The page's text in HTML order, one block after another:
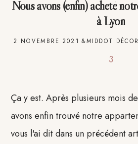
Nous avons (enfin) acheté
à Lyon
2 NOVEMBRE 2021 &MIDDOT
3
Ça y est. Après plusieurs mois
avons enfin trouvé notre
vous l'ai dit dans un précédent